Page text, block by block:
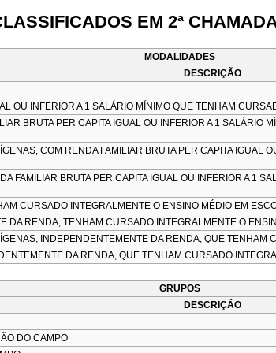
EM 2ª
MODALIDADES
DESCRIÇÃO
OU INFERIOR A 1 SALÁRIO MÍNIMO QUE TENHAM
BRUTA PER CAPITA IGUAL OU INFERIOR A 1
COM RENDA FAMILIAR BRUTA PER CAPITA
FAMILIAR BRUTA PER CAPITA IGUAL OU INFERIOR A 1
CURSADO INTEGRALMENTE O ENSINO MÉDIO EM
DA RENDA, TENHAM CURSADO INTEGRALMENTE O
INDEPENDENTEMENTE DA RENDA, QUE TENHAM
DA RENDA, QUE TENHAM CURSADO
GRUPOS
DESCRIÇÃO
DO CAMPO